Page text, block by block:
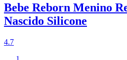
Bebe Reborn Menino
Nascido Silicone
4.7